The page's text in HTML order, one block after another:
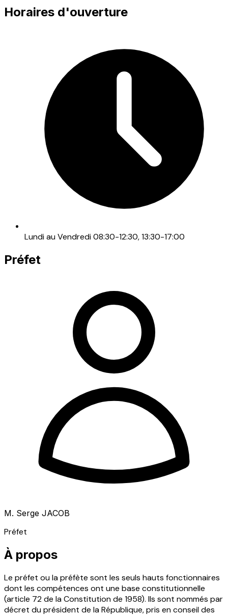
Horaires d'ouverture
Lundi au Vendredi 08:30-12:30, 13:30-17:00
Préfet
M. Serge JACOB
Préfet
À propos
Le préfet ou la préfète sont les seuls hauts fonctionnaires
dont les compétences ont une base constitutionnelle
(article 72 de la Constitution de 1958). Ils sont nommés par
décret du président de la République, pris en conseil des